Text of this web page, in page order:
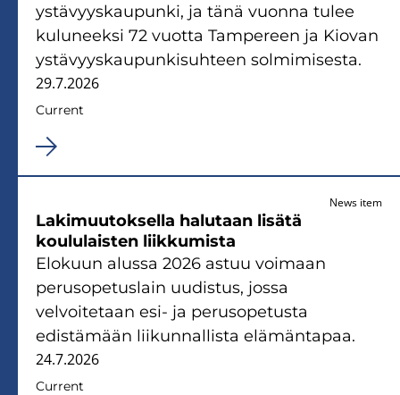
ystävyyskaupunki, ja tänä vuonna tulee
kuluneeksi 72 vuotta Tampereen ja Kiovan
ystävyyskaupunkisuhteen solmimisesta.
29.7.2026
Current
News item
Lakimuutoksella halutaan lisätä
koululaisten liikkumista
Elokuun alussa 2026 astuu voimaan
perusopetuslain uudistus, jossa
velvoitetaan esi- ja perusopetusta
edistämään liikunnallista elämäntapaa.
24.7.2026
Current